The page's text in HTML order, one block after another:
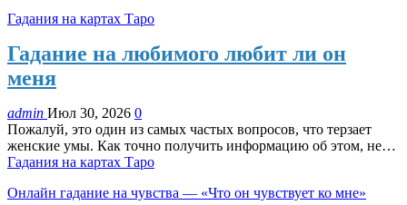
Гадания на картах Таро
Гадание на любимого любит ли он
меня
admin Июл 30, 2026 0
Пожалуй, это один из самых частых вопросов, что терзает
женские умы. Как точно получить информацию об этом, не…
Гадания на картах Таро
Онлайн гадание на чувства — «Что он чувствует ко мне»